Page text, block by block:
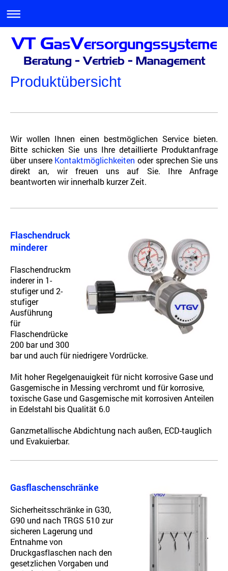
Produktübersicht
Wir wollen Ihnen einen bestmöglichen Service bieten.
Bitte schicken Sie uns Ihre detaillierte Produktanfrage
über unsere Kontaktmöglichkeiten oder sprechen Sie uns
direkt an, wir freuen uns auf Sie. Ihre Anfrage
beantworten wir innerhalb kurzer Zeit.
Flaschendruck
minderer
Flaschendruckm
inderer in 1-
stufiger und 2-
stufiger
Ausführung
für
Flaschendrücke
200 bar und 300
bar und auch für niedrigere Vordrücke.
Mit hoher Regelgenauigkeit für nicht korrosive Gase und
Gasgemische in Messing verchromt und für korrosive,
toxische Gase und Gasgemische mit korrosiven Anteilen
in Edelstahl bis Qualität 6.0
Ganzmetallische Abdichtung nach außen, ECD-tauglich
und Evakuierbar.
Gasflaschenschränke
Sicherheitsschränke in G30,
G90 und nach TRGS 510 zur
sicheren Lagerung und
Entnahme von
Druckgasflaschen nach den
gesetzlichen Vorgaben und